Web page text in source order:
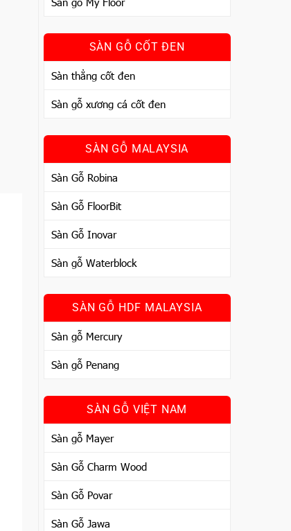
SÀN GỖ CỐT ĐEN
Sàn thẳng cốt đen
Sàn gỗ xương cá cốt đen
SÀN GỖ MALAYSIA
Sàn Gỗ Robina
Sàn Gỗ FloorBit
Sàn Gỗ Inovar
Sàn gỗ Waterblock
SÀN GỖ HDF MALAYSIA
Sàn gỗ Mercury
Sàn gỗ Penang
SÀN GỖ VIỆT NAM
Sàn gỗ Mayer
Sàn Gỗ Charm Wood
Sàn Gỗ Povar
Sàn Gỗ Jawa